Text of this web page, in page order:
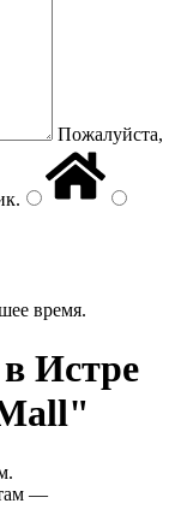
Пожалуйста,
.
время.
в Истре
—